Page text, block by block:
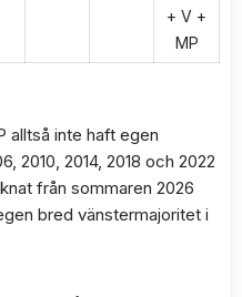
+ V +
MP
alltså inte haft egen
2010, 2014, 2018 och 2022
från sommaren 2026
bred vänstermajoritet i